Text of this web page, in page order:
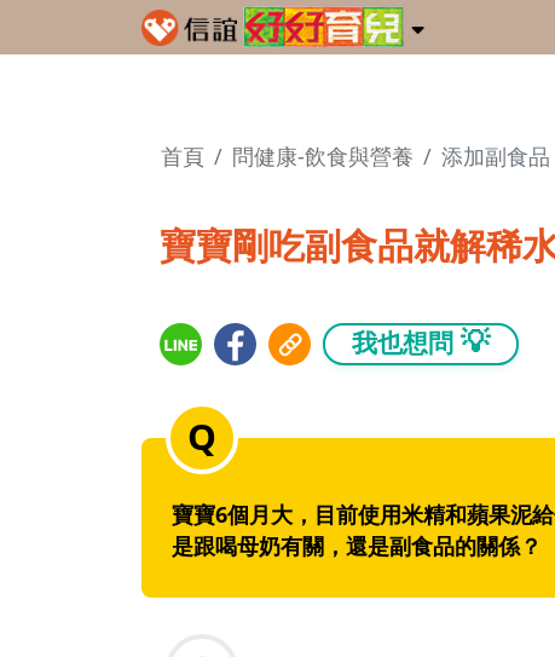
首頁 問健康-飲食與營養 添加副食品
寶寶剛吃副食品就解稀
我也想問 💡
寶寶6個月大，目前使用米精和蘋果泥
是跟喝母奶有關，還是副食品的關係？